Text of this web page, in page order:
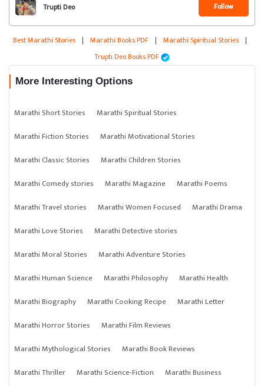
Trupti Deo Follow
Best Marathi Stories | Marathi Books PDF | Marathi Spiritual Stories |
Trupti Deo Books PDF
More Interesting Options
Marathi Short Stories
Marathi Spiritual Stories
Marathi Fiction Stories
Marathi Motivational Stories
Marathi Classic Stories
Marathi Children Stories
Marathi Comedy stories
Marathi Magazine
Marathi Poems
Marathi Travel stories
Marathi Women Focused
Marathi Drama
Marathi Love Stories
Marathi Detective stories
Marathi Moral Stories
Marathi Adventure Stories
Marathi Human Science
Marathi Philosophy
Marathi Health
Marathi Biography
Marathi Cooking Recipe
Marathi Letter
Marathi Horror Stories
Marathi Film Reviews
Marathi Mythological Stories
Marathi Book Reviews
Marathi Thriller
Marathi Science-Fiction Marathi Business